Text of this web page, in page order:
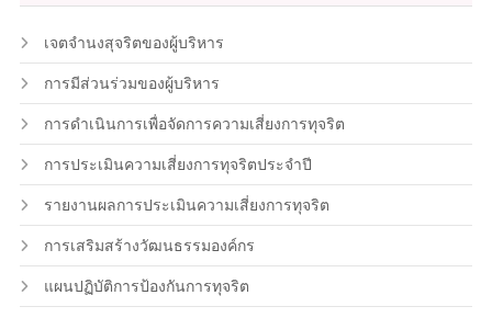
เจตจำนงสุจริตของผู้บริหาร
การมีส่วนร่วมของผู้บริหาร
การดำเนินการเพื่อจัดการความเสี่ยงการทุจริต
การประเมินความเสี่ยงการทุจริตประจำปี
รายงานผลการประเมินความเสี่ยงการทุจริต
การเสริมสร้างวัฒนธรรมองค์กร
แผนปฏิบัติการป้องกันการทุจริต